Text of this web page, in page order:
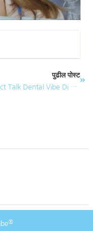
पुढील पोस्ट
Product Talk Dental Vibe Di Tolla Lecter
®